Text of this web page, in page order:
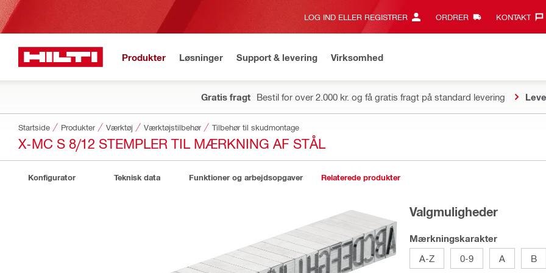
LOG IND ELLER REGISTRER ORDRER KONTAKT‎
Produkter Løsninger Support & levering Virksomhed
Gratis fragt Bestil for over 2.000 kr. og få gratis fragt på standard levering
Startside Produkter Værktøj Værktøjstilbehør Tilbehør til skudmontage
X-MC S 8/12 STEMPLER TIL MÆRKNING AF STÅL
Konfigurator Teknisk data Funktioner og arbejdsopgaver Relaterede produkter
Valgmuligheder
Mærkningskarakter
A-Z
0-9 A B